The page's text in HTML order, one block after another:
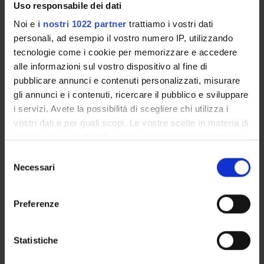
Uso responsabile dei dati
Noi e i nostri 1022 partner trattiamo i vostri dati
personali, ad esempio il vostro numero IP, utilizzando
tecnologie come i cookie per memorizzare e accedere
alle informazioni sul vostro dispositivo al fine di
pubblicare annunci e contenuti personalizzati, misurare
gli annunci e i contenuti, ricercare il pubblico e sviluppare
i servizi. Avete la possibilità di scegliere chi utilizza i
vostri dati e per quali scopi. Le vostre scelte in materia di
modificare o revocare il proprio consenso in qualsiasi
momento dalla Dichiarazione sui cookie o facendo clic
raccogliere informazioni sulla tua posizione
geografica, con un'approssimazione di qualche
delNecessari
Preferenze
Statistiche
INCARICHI
ORGANIZZAZIONE
GOVERNANCE
COMMISSIONI
STRUTTURE DEL DIPARTIMENTO
BIBLIOTECHE